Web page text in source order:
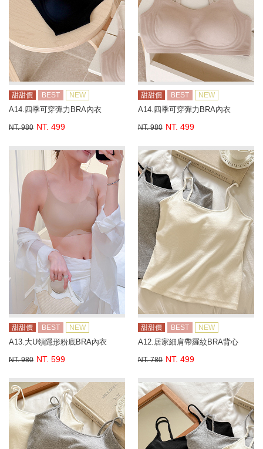
甜甜價 BEST NEW
A14.四季可穿彈力BRA內衣
NT. 980 NT. 499
甜甜價 BEST NEW
A14.四季可穿彈力BRA內衣
NT. 980 NT. 499
甜甜價 BEST NEW
A13.大U領隱形粉底BRA內衣
NT. 980 NT. 599
甜甜價 BEST NEW
A12.居家細肩帶羅紋BRA背心
NT. 780 NT. 499